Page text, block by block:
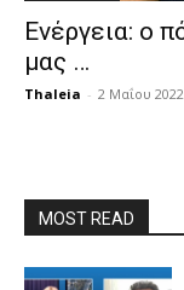
Ενέργεια: ο
μας …
Thaleia - 2 Μαΐου 2022
MOST READ